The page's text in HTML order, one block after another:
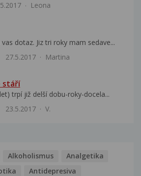
Leona
dotaz. Jiz tri roky mam sedave...
27.5.2017 Martina
stáří
trpí již delší dobu-roky-docela...
23.5.2017 V.
Alkoholismus
Analgetika
Antidepresiva